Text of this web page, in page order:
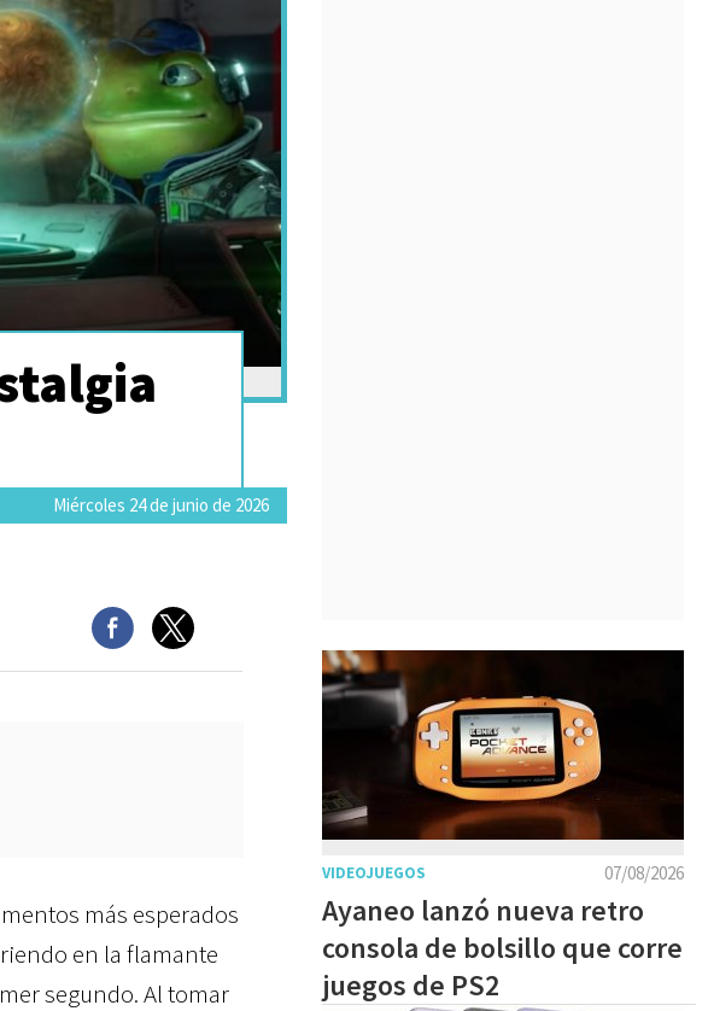
Miércoles 24 de junio de 2026
más esperados
en la flamante
segundo. Al tomar
07/08/2026
VIDEOJUEGOS
Ayaneo lanzó nueva retro
consola de bolsillo que corre
juegos de PS2